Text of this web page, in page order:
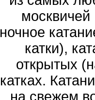
ночное
катки),
открытых
катках.
на свежем